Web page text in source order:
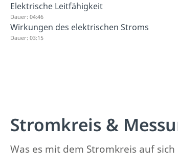
Elektrische Leitfähigkeit
Dauer: 04:46
Wirkungen des elektrischen Stroms
Dauer: 03:15
Stromkreis &
Was es mit dem Stromkreis auf